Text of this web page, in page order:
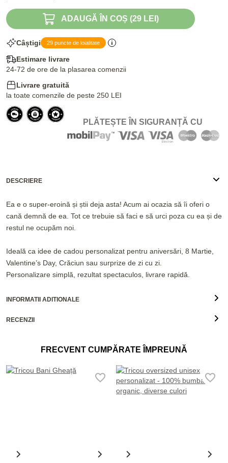
ADAUGĂ ÎN COȘ (29 LEI)
Câștigi 29 puncte de loialitate
Estimare livrare
24-72 de ore de la plasarea comenzii
Livrare gratuită
la toate comenzile de peste 250 LEI
PLĂTEȘTE ÎN SIGURANȚĂ CU
DESCRIERE
Ea e o super-eroină și știi deja asta! Acum ai ocazia să îi oferi o
cană demnă de ea. Tot ce trebuie să faci e să urci poza cu ea și de
restul ne ocupăm noi.
Ideală ca idee de cadou personalizat pentru aniversări, 8 Martie,
Valentine’s Day, Crăciun sau surprize de zi cu zi.
Personalizare simplă, rezultat spectaculos, livrare rapidă.
INFORMATII ADITIONALE
RECENZII
FRECVENT CUMPĂRATE ÎMPREUNĂ